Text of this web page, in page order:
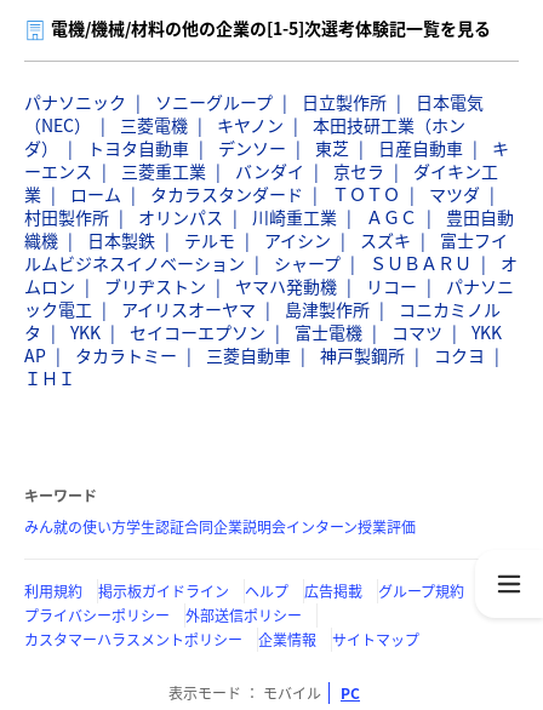
電機/機械/材料の他の企業の[1-5]次選考体験記一覧を見る
パナソニック ソニーグループ 日立製作所
日本電気
（NEC）
三菱電機 キヤノン
本田技研工業（ホン
ダ）
トヨタ自動車 デンソー 東芝 日産自動車
キ
ーエンス
三菱重工業 バンダイ 京セラ
ダイキン工
業
ローム タカラスタンダード ＴＯＴＯ
マツダ
村田製作所
オリンパス 川崎重工業 ＡＧＣ
豊田自動
織機
日本製鉄 テルモ アイシン スズキ
富士フイ
ルムビジネスイノベーション
シャープ ＳＵＢＡＲＵ
オ
ムロン
ブリヂストン ヤマハ発動機 リコー
パナソニ
ック電工
アイリスオーヤマ 島津製作所
コニカミノル
タ
YKK セイコーエプソン 富士電機 コマツ
YKK
AP
タカラトミー 三菱自動車 神戸製鋼所
コクヨ
ＩＨＩ
キーワード
みん就の使い方学生認証合同企業説明会インターン授業評価
利用規約 掲示板ガイドライン ヘルプ 広告掲載
グループ規約
プライバシーポリシー
外部送信ポリシー
カスタマーハラスメントポリシー
企業情報 サイトマップ
表示モード モバイル PC